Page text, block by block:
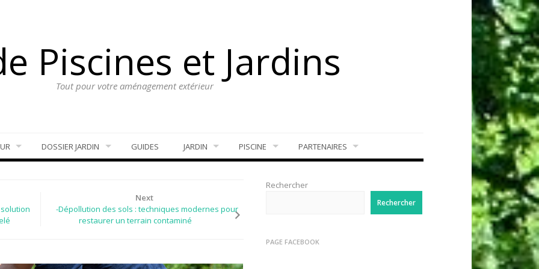
Piscines et Jardins
Tout pour votre aménagement extérieur
DOSSIER JARDIN GUIDES JARDIN PISCINE PARTENAIRES
Next
-Dépollution des sols : techniques modernes pour
restaurer un terrain contaminé
Rechercher
Rechercher
PAGE FACEBOOK